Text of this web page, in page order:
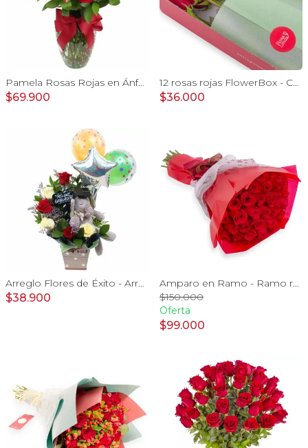
Pamela Rosas Rojas en Ánfora - Florero de vidrio con con rosas rojas y mini claveles fucsias y rojos
$69.900
12 rosas rojas FlowerBox - Caja de flores con 12 rosas ecuatorianas rojas
$36.000
Arreglo Flores de Éxito - Arreglo floral para graduaciones con rosas rojas y blancas, peluche de elefante, pizarra y globos
$38.900
Amparo en Ramo - Ramo redondo con 50 ecuatorianas rojo
$150.000
Oferta
$99.000